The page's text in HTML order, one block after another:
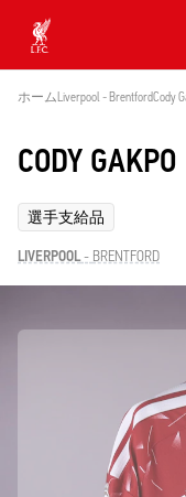
Now live
Liverpool
ホームLiverpool - BrentfordCody
CODY GAKPO
選手支給品
LIVERPOOL- BRENTFORD